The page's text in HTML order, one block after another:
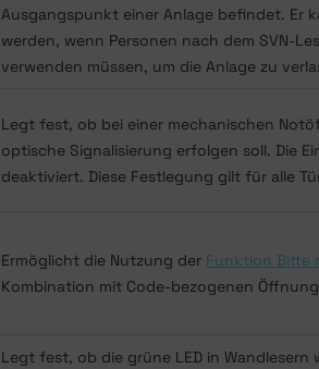
Ausgangspunkt einer Anlage befindet. Er
werden, wenn Personen nach dem SVN-
verwenden müssen, um die Anlage zu
Legt fest, ob bei einer mechanischen
optische Signalisierung erfolgen soll. Die
deaktiviert. Diese Festlegung gilt für alle
Ermöglicht die Nutzung der Funktion Bitte
Kombination mit Code-bezogenen
Legt fest, ob die grüne LED in Wandlesern